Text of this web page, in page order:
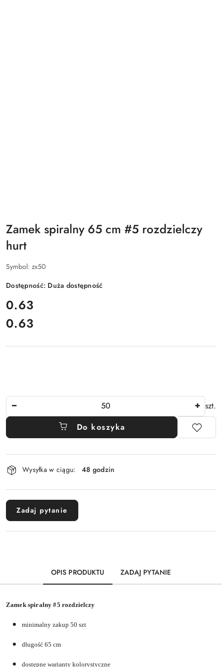
Zamek spiralny 65 cm #5 rozdzielczy
hurt
Symbol: zx50
Dostępność: Duża dostępność
cena:
0.63
Cena:
0.63
szt.
Do koszyka
Dostępność
i
dostawa
Wysyłka w ciągu: 48 godzin
Zadaj pytanie
OPIS PRODUKTU ZADAJ PYTANIE
Zamek spiralny #5 rozdzielczy
minimalny zakup 50 szt
długość 65 cm
dostępne warianty kolorystyczne